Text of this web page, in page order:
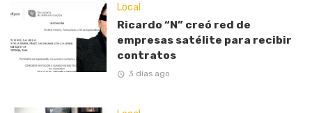
Local
Ricardo “N” creó red de
empresas satélite para recibir
contratos
3 días ago